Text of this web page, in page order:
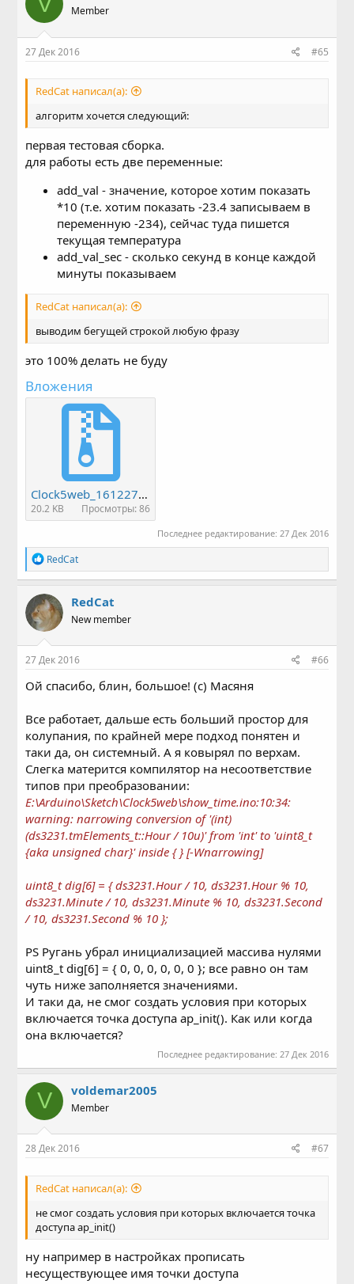
Member
27 Дек 2016 #65
RedCat написал(а):
алгоритм хочется следующий:
первая тестовая сборка.
для работы есть две переменные:
add_val - значение, которое хотим показать
*10 (т.е. хотим показать -23.4 записываем в
переменную -234), сейчас туда пишется
текущая температура
add_val_sec - сколько секунд в конце каждой
минуты показываем
RedCat написал(а):
выводим бегущей строкой любую фразу
это 100% делать не буду
Вложения
Clock5web_161227_test.rar
20.2 KB Просмотры: 86
Последнее редактирование: 27 Дек 2016
Р
е
а
к
ц
и
и
:
RedCat
RedCat
New member
27 Дек 2016 #66
Ой спасибо, блин, большое! (с) Масяня
Все работает, дальше есть больший простор для
колупания, по крайней мере подход понятен и
таки да, он системный. А я ковырял по верхам.
Слегка матерится компилятор на несоответствие
типов при преобразовании:
E:\Arduino\Sketch\Clock5web\show_time.ino:10:34:
warning: narrowing conversion of '(int)
(ds3231.tmElements_t::Hour / 10u)' from 'int' to 'uint8_t
{aka unsigned char}' inside { } [-Wnarrowing]
uint8_t dig[6] = { ds3231.Hour / 10, ds3231.Hour % 10,
ds3231.Minute / 10, ds3231.Minute % 10, ds3231.Second
/ 10, ds3231.Second % 10 };
PS Ругань убрал инициализацией массива нулями
uint8_t dig[6] = { 0, 0, 0, 0, 0, 0 }; все равно он там
чуть ниже заполняется значениями.
И таки да, не смог создать условия при которых
включается точка доступа ap_init(). Как или когда
она включается?
Последнее редактирование: 27 Дек 2016
V voldemar2005
Member
28 Дек 2016 #67
RedCat написал(а):
не смог создать условия при которых включается точка
доступа ap_init()
ну например в настройках прописать
несуществующее имя точки доступа